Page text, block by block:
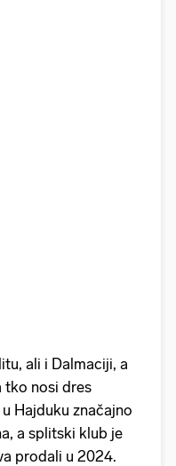
ali i Dalmaciji, a
tko nosi dres
Hajduku značajno
a splitski klub je
prodali u 2024.